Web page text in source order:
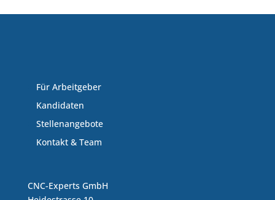
Für Arbeitgeber
Kandidaten
Stellenangebote
Kontakt & Team
CNC-Experts GmbH